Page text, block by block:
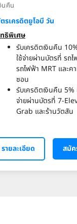
นคืน
รเครดิตยูโอบี วัน
ธิพิเศษ
รับเครดิตเงินคืน
ใช้จ่ายผ่านบัตรที่ รถไ
รถไฟฟ้า MRT และค
ซอน
รับเครดิตเงินคืน 5%
จ่ายผ่านบัตรที่ 7-
Grab และร้านวัตสัน
รายละเอียด สมัค